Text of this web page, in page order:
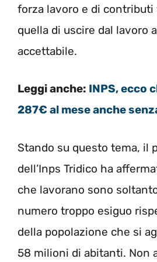
forza lavoro e di contributi
quella di uscire dal lavoro
accettabile.
Leggi anche: INPS, ecco
287€ al mese anche
Stando su questo tema, il
dell’Inps Tridico ha
che lavorano sono
numero troppo esiguo
della popolazione che si
58 milioni di abitanti. Non